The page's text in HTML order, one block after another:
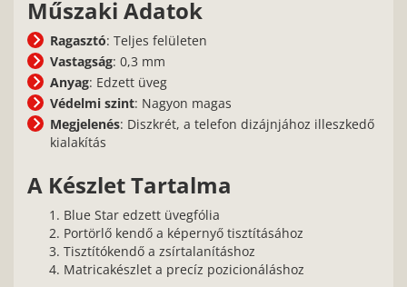
Műszaki Adatok
Ragasztó: Teljes felületen
Vastagság: 0,3 mm
Anyag: Edzett üveg
Védelmi szint: Nagyon magas
Megjelenés: Diszkrét, a telefon dizájnjához illeszkedő
kialakítás
A Készlet Tartalma
Blue Star edzett üvegfólia
Portörlő kendő a képernyő tisztításához
Tisztítókendő a zsírtalanításhoz
Matricakészlet a precíz pozicionáláshoz